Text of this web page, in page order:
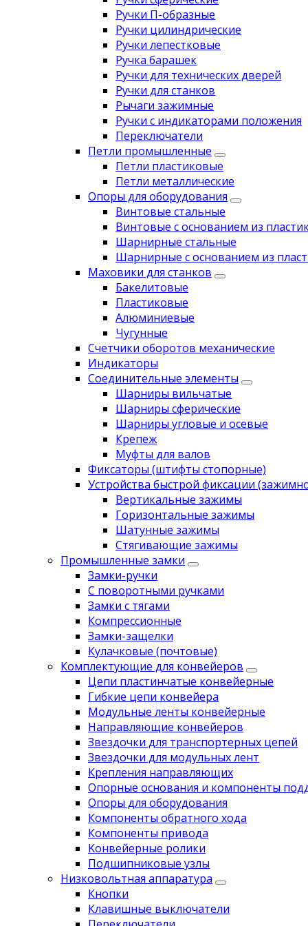
Ручки П-образные
Ручки цилиндрические
Ручки лепестковые
Ручка барашек
Ручки для технических дверей
Ручки для станков
Рычаги зажимные
Ручки с индикаторами положения
Переключатели
Петли промышленные
Петли пластиковые
Петли металлические
Опоры для оборудования
Винтовые стальные
Винтовые с основанием из
Шарнирные стальные
Шарнирные с основанием из
Маховики для станков
Бакелитовые
Пластиковые
Алюминиевые
Чугунные
Счетчики оборотов механические
Индикаторы
Соединительные элементы
Шарниры вильчатые
Шарниры сферические
Шарниры угловые и осевые
Крепеж
Муфты для валов
Фиксаторы (штифты стопорные)
Устройства быстрой фиксации
Вертикальные зажимы
Горизонтальные зажимы
Шатунные зажимы
Стягивающие зажимы
Промышленные замки
Замки-ручки
С поворотными ручками
Замки с тягами
Компрессионные
Замки-защелки
Кулачковые (почтовые)
Комплектующие для конвейеров
Цепи пластинчатые конвейерные
Гибкие цепи конвейера
Модульные ленты конвейерные
Направляющие конвейеров
Звездочки для транспортерных цепей
Звездочки для модульных лент
Крепления направляющих
Опорные основания и компоненты
Опоры для оборудования
Компоненты обратного хода
Компоненты привода
Koнвейерныe pолики
Подшипниковые узлы
Низковольтная аппаратура
Кнопки
Клавишные выключатели